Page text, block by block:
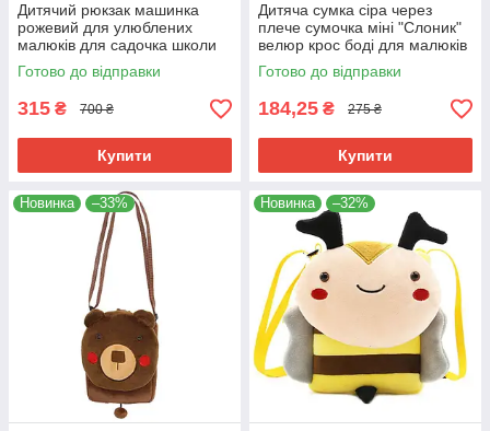
Дитячий рюкзак машинка
рожевий для улюблених
малюків для садочка школи
м'який велюр машинка "W"
маленький дівчинці
Готово до відправки
315 ₴ 700 ₴
Купити
Дитяча сумка сіра через
плече сумочка міні "Слоник"
велюр крос боді для малюків
унісекс для телефону
Готово до відправки
184,25 ₴ 275 ₴
Купити
Новинка –33% Новинка –32%